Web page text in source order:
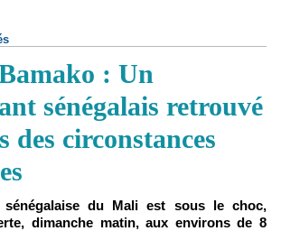
: Un
sénégalais retrouvé
des circonstances
sénégalaise du Mali est sous le choc,
dimanche matin, aux environs de 8